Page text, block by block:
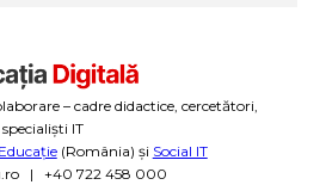
– cadre didactice, cercetători,
specialiști IT
(România) și Social IT
| +40 722 458 000